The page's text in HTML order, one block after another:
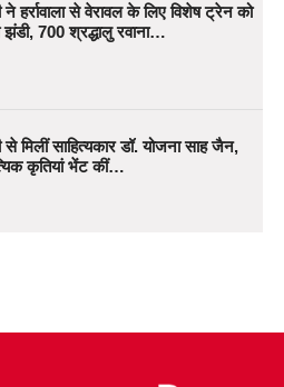
ने हर्रावाला से वेरावल के लिए विशेष ट्रेन को
झंडी, 700 श्रद्धालु रवाना…
से मिलीं साहित्यकार डॉ. योजना साह जैन,
कृतियां भेंट कीं…